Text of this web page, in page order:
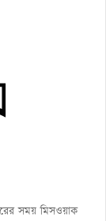
সময় মিসওয়াক